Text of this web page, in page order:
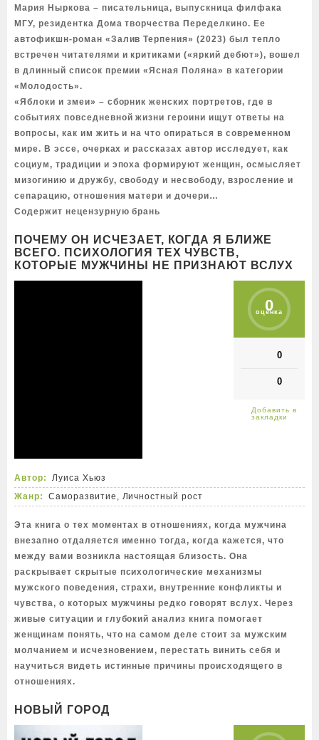
Мария Ныркова – писательница, выпускница филфака
МГУ, резидентка Дома творчества Переделкино. Ее
автофикшн-роман «Залив Терпения» (2023) был тепло
встречен читателями и критиками («яркий дебют»), вошел
в длинный список премии «Ясная Поляна» в категории
«Молодость».
«Яблоки и змеи» – сборник женских портретов, где в
событиях повседневной жизни героини ищут ответы на
вопросы, как им жить и на что опираться в современном
мире. В эссе, очерках и рассказах автор исследует, как
социум, традиции и эпоха формируют женщин, осмысляет
мизогинию и дружбу, свободу и несвободу, взросление и
сепарацию, отношения матери и дочери…
Содержит нецензурную брань
ПОЧЕМУ ОН ИСЧЕЗАЕТ, КОГДА Я БЛИЖЕ
ВСЕГО. ПСИХОЛОГИЯ ТЕХ ЧУВСТВ,
КОТОРЫЕ МУЖЧИНЫ НЕ ПРИЗНАЮТ ВСЛУХ
0
оценка
0
0
Автор:
Луиса Хьюз
Жанр:
Саморазвитие, Личностный рост
Эта книга о тех моментах в отношениях, когда мужчина
внезапно отдаляется именно тогда, когда кажется, что
между вами возникла настоящая близость. Она
раскрывает скрытые психологические механизмы
мужского поведения, страхи, внутренние конфликты и
чувства, о которых мужчины редко говорят вслух. Через
живые ситуации и глубокий анализ книга помогает
женщинам понять, что на самом деле стоит за мужским
молчанием и исчезновением, перестать винить себя и
научиться видеть истинные причины происходящего в
отношениях.
НОВЫЙ ГОРОД